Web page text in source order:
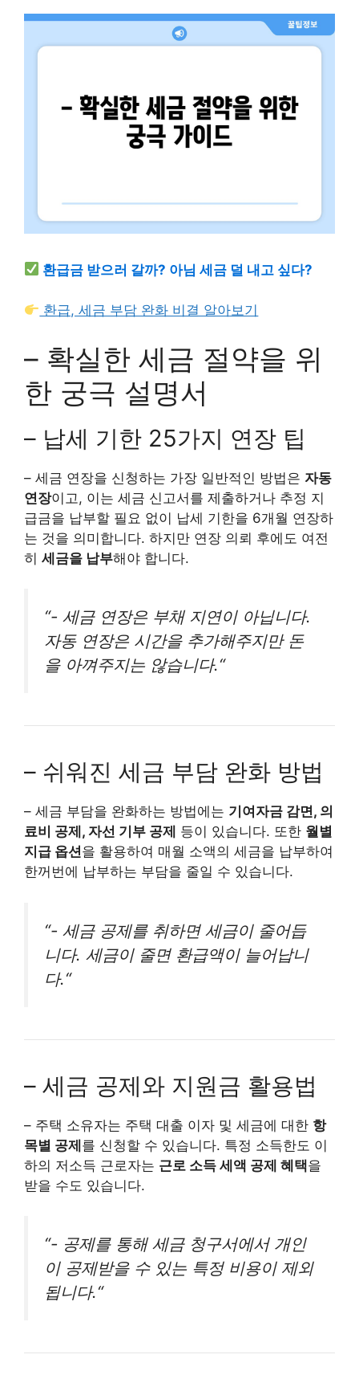
환급금 받으러 갈까? 아님 세금 덜 내고 싶다?
환급, 세금 부담 완화 비결 알아보기
– 확실한 세금 절약을 위
한 궁극 설명서
– 납세 기한 25가지 연장 팁
– 세금 연장을 신청하는 가장 일반적인 방법은 자동
연장이고, 이는 세금 신고서를 제출하거나 추정 지
급금을 납부할 필요 없이 납세 기한을 6개월 연장하
는 것을 의미합니다. 하지만 연장 의뢰 후에도 여전
히 세금을 납부해야 합니다.
“- 세금 연장은 부채 지연이 아닙니다.
자동 연장은 시간을 추가해주지만 돈
을 아껴주지는 않습니다.“
– 쉬워진 세금 부담 완화 방법
– 세금 부담을 완화하는 방법에는 기여자금 감면, 의
료비 공제, 자선 기부 공제 등이 있습니다. 또한 월별
지급 옵션을 활용하여 매월 소액의 세금을 납부하여
한꺼번에 납부하는 부담을 줄일 수 있습니다.
“- 세금 공제를 취하면 세금이 줄어듭
니다. 세금이 줄면 환급액이 늘어납니
다.“
– 세금 공제와 지원금 활용법
– 주택 소유자는 주택 대출 이자 및 세금에 대한 항
목별 공제를 신청할 수 있습니다. 특정 소득한도 이
하의 저소득 근로자는 근로 소득 세액 공제 혜택을
받을 수도 있습니다.
“- 공제를 통해 세금 청구서에서 개인
이 공제받을 수 있는 특정 비용이 제외
됩니다.“